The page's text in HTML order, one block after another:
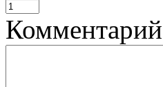
Комментарий